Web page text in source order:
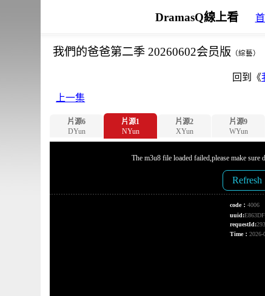
DramasQ線上看
我們的爸爸第二季 20260602会员版 （綜藝）
回到《
上一集
片源6
DYun
片源1
NYun
片源2
XYun
片源9
WYun